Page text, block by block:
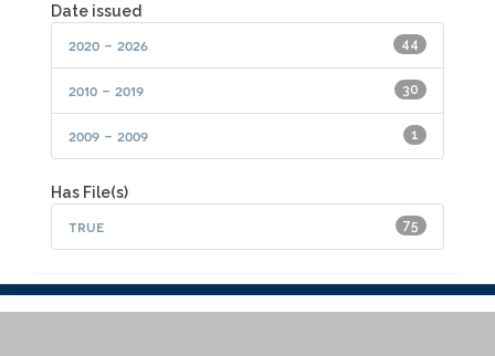
Date issued
44
2020 - 2026
30
2010 - 2019
1
2009 - 2009
Has File(s)
75
true